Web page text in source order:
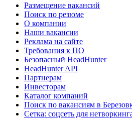
Размещение вакансий
Поиск по резюме
О компании
Наши вакансии
Реклама на сайте
Требования к ПО
Безопасный HeadHunter
HeadHunter API
Партнерам
Инвесторам
Каталог компаний
Поиск по вакансиям в
Сетка: соцсеть для